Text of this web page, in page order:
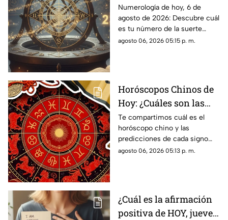
Conoce el número de la
suerte de este jueves 6
de agosto de 2026, para
cada signo del zodiaco
Numerología de hoy, 6 de
agosto de 2026: Descubre cuál
es tu número de la suerte
según tu signo zodiacal.
agosto 06, 2026 05:15 p. m.
Horóscopos Chinos de
Hoy: ¿Cuáles son las
predicciones para este
jueves 6 de agosto de
2026?
Te compartimos cuál es el
horóscopo chino y las
predicciones de cada signo
para el día de hoy, jueves 6 de
agosto 06, 2026 05:13 p. m.
¿Cuál es la afirmación
positiva de HOY, jueves